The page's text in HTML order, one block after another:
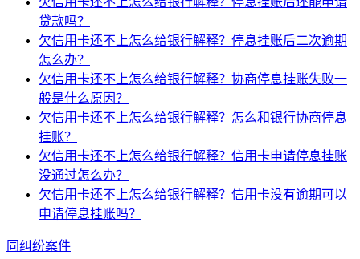
贷款吗？
欠信用卡还不上怎么给银行解释？停息挂账后二次逾期
怎么办？
欠信用卡还不上怎么给银行解释？协商停息挂账失败一
般是什么原因？
欠信用卡还不上怎么给银行解释？怎么和银行协商停息
挂账？
欠信用卡还不上怎么给银行解释？信用卡申请停息挂账
没通过怎么办？
欠信用卡还不上怎么给银行解释？信用卡没有逾期可以
申请停息挂账吗？
同纠纷案件